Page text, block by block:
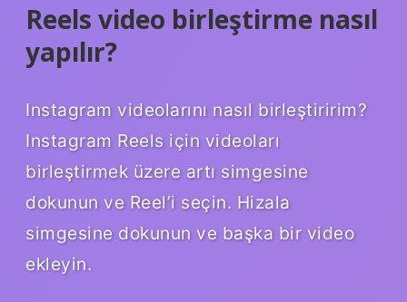
Reels video birleştirme nasıl
yapılır?
Instagram videolarını nasıl birleştiririm?
Instagram Reels için videoları
birleştirmek üzere artı simgesine
dokunun ve Reel’i seçin. Hizala
simgesine dokunun ve başka bir video
ekleyin.